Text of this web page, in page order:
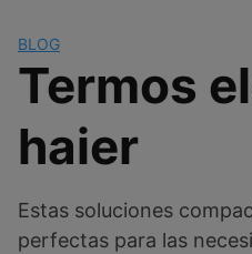
BLOG
Termos
haier
Estas soluciones
perfectas para las